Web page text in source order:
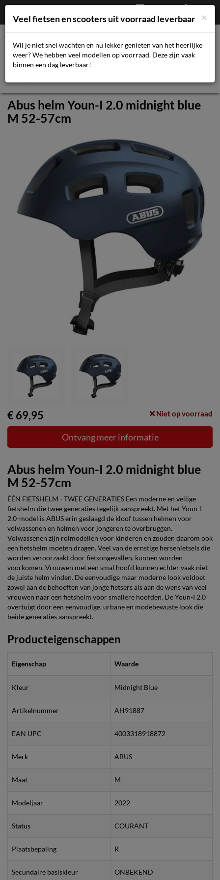
€0,00
Afrekenen
Mijn account
Abus helm Youn-I 2.0 midnight blue
M 52-57cm
€ 69,95 Niet op voorraad
Ontvang meer informatie
Abus helm Youn-I 2.0 midnight blue
M 52-57cm
ÉÉN FIETSHELM - TWEE GENERATIES Een moderne en veilige
fietshelm die twee generaties tegelijk aanspreekt. Met het Youn-I
2.0-model is ABUS erin geslaagd de kloof tussen helmen voor
volwassenen en helmen voor jongeren te overbruggen.
Volwassenen zijn rolmodellen voor kinderen en zouden daarom ook
een fietshelm moeten dragen. Veel van de ernstige hersenletsels die
worden veroorzaakt door fietsongevallen, kunnen worden
voorkomen. Vrouwen met een smal hoofd kunnen echter vaak niet
de juiste helm vinden. De eenvoudige maar moderne look voldoet
zowel aan de behoeften van jonge fietsers als aan de wens van veel
vrouwen naar een fietshelm voor smallere hoofden. De Youn-I 2.0
overtuigt door een eenvoudige, urbane en modebewuste look die
beide generaties aanspreekt.
Producteigenschappen
Eigenschap Waarde
Kleur Midnight Blue
Artikelnummer AH91887
EAN UPC 4003318918872
Merk ABUS
Maat M
Modeljaar 2022
Status COURANT
Plaatsbepaling R
Secundaire basiskleur ONBEKEND
×
Veel fietsen en scooters uit voorraad leverbaar
Wil je niet snel wachten en nu lekker genieten van het heerlijke
weer? We hebben veel modellen op voorraad. Deze zijn vaak
binnen een dag leverbaar!